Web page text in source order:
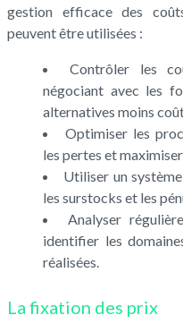
gestion efficace des
peuvent être utilisées :
Contrôler les
négociant avec les
alternatives moins
Optimiser les
les pertes et
Utiliser un
les surstocks et les
Analyser
identifier les
réalisées.
La fixation des prix